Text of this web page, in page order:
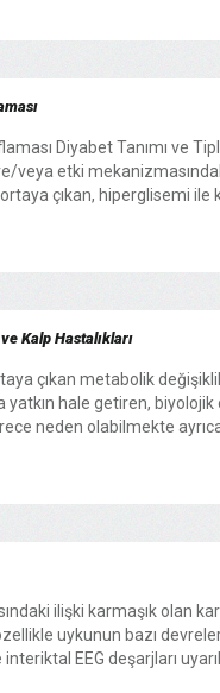
Diyabet Tanımı ve
veya etki
çıkan, hiperglisemi ile
Kalp Hastalıkları
çıkan metabolik
yatkın hale getiren, biyolojik
neden olabilmekte
ilişki karmaşık olan
uykunun bazı
EEG deşarjları